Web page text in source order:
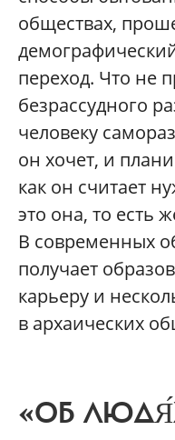
обществах,
переход. Что не
безрассудного
человеку
он хочет, и
как он считает
это она, то есть
В современных
получает
карьеру и
в архаических
«ОБ